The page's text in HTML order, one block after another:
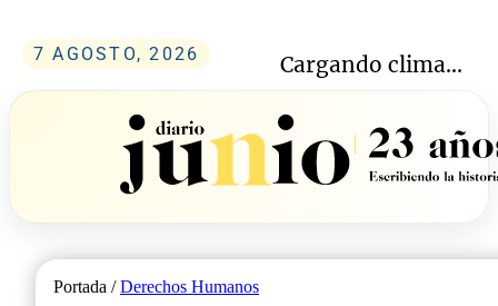
7 AGOSTO, 2026 Cargando clima...
Portada /Derechos Humanos